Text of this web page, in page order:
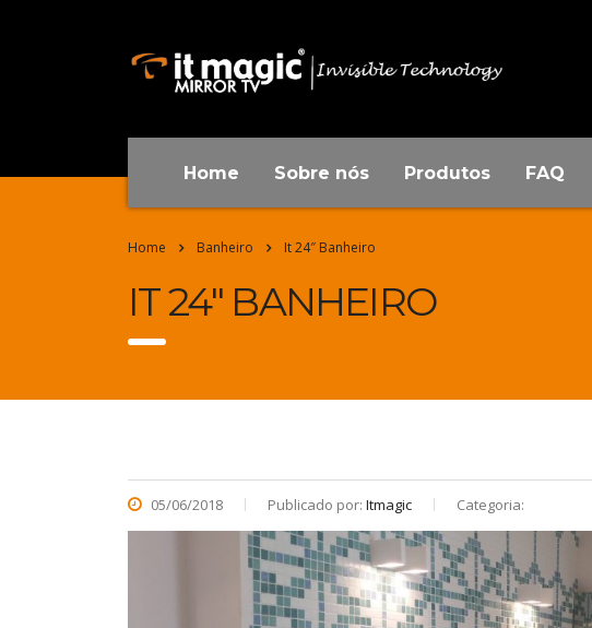
Home Sobre nós Produtos FAQ
Home Banheiro It 24″ Banheiro
IT 24″ BANHEIRO
05/06/2018 Publicado por: Itmagic Categoria: